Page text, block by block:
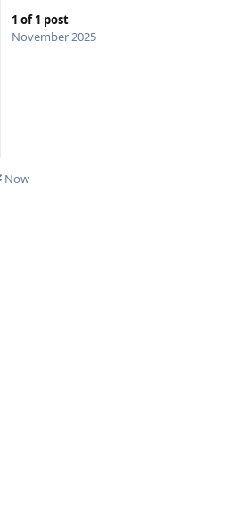
1 of1 post
November 2025
Now